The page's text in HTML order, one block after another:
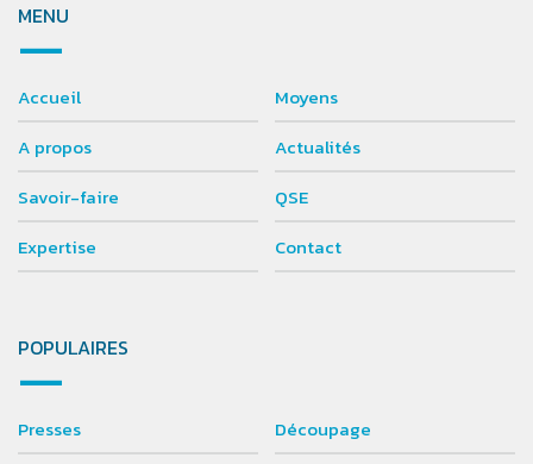
MENU
Accueil
A propos
Savoir-faire
Expertise
Moyens
Actualités
QSE
Contact
POPULAIRES
Presses
Découpage